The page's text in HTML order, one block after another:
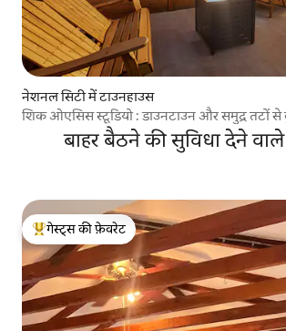
नेशनल सिटी में टाउनहाउस
शिक ओएसिस स्टूडियो : डाउनटाउन और समुद्र तटों
बाहर बैठने की सुविधा देने
गेस्ट्स का टॉप फ़ेवरेट
गेस्ट्स की फ़ेवरेट